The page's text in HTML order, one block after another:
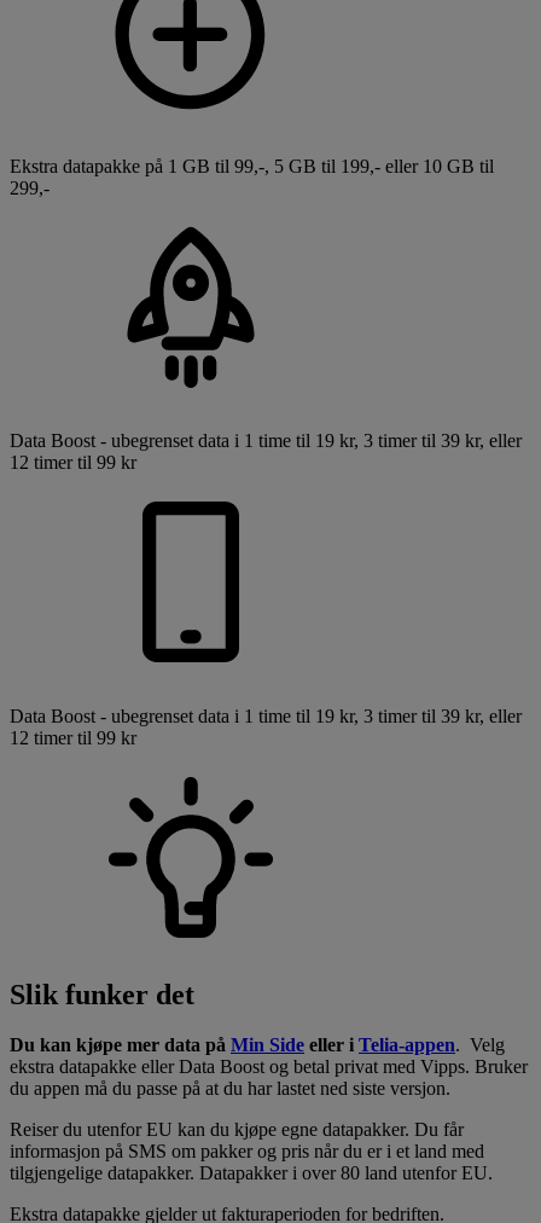
Ekstra datapakke på 1 GB til 99,-, 5 GB til 199,- eller 10 GB til
299,-
Data Boost - ubegrenset data i 1 time til 19 kr, 3 timer til 39 kr, eller
12 timer til 99 kr
Data Boost - ubegrenset data i 1 time til 19 kr, 3 timer til 39 kr, eller
12 timer til 99 kr
Slik funker det
Du kan kjøpe mer data på Min Side eller i Telia-appen. Velg
ekstra datapakke eller Data Boost og betal privat med Vipps. Bruker
du appen må du passe på at du har lastet ned siste versjon.
Reiser du utenfor EU kan du kjøpe egne datapakker. Du får
informasjon på SMS om pakker og pris når du er i et land med
tilgjengelige datapakker. Datapakker i over 80 land utenfor EU.
Ekstra datapakke gjelder ut fakturaperioden for bedriften.